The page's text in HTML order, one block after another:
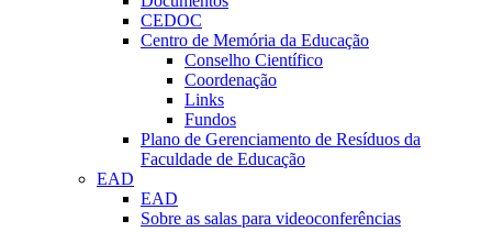
CEDOC
Centro de Memória da Educação
Conselho Científico
Coordenação
Links
Fundos
Plano de Gerenciamento de Resíduos da
Faculdade de Educação
EAD
EAD
Sobre as salas para videoconferências